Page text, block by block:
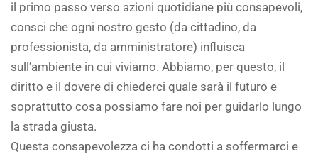
il primo passo verso azioni quotidiane più consapevoli,
consci che ogni nostro gesto (da cittadino, da
professionista, da amministratore) influisca
sull’ambiente in cui viviamo. Abbiamo, per questo, il
diritto e il dovere di chiederci quale sarà il futuro e
soprattutto cosa possiamo fare noi per guidarlo lungo
la strada giusta.
Questa consapevolezza ci ha condotti a soffermarci e